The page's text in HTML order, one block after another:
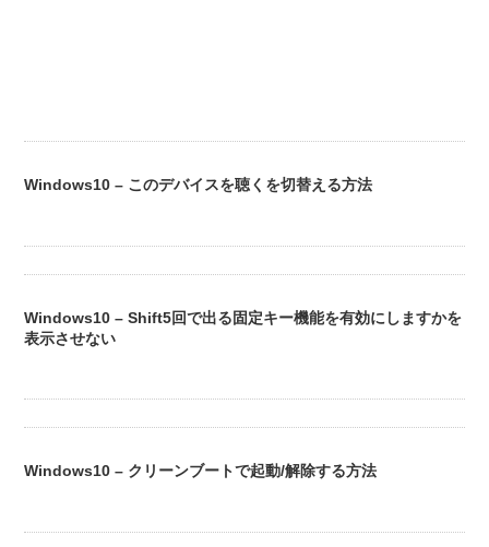
Windows10 – このデバイスを聴くを切替える方法
Windows10 – Shift5回で出る固定キー機能を有効にしますかを
表示させない
Windows10 – クリーンブートで起動/解除する方法